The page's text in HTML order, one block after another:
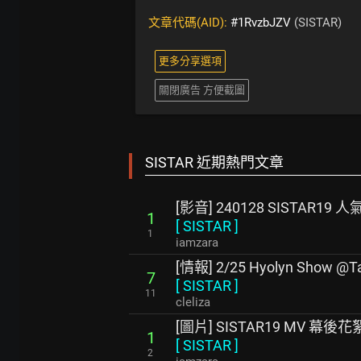
文章代碼(AID): #1RvzbJZV (SISTAR)
更多分享選項
關閉廣告 方便截圖
SISTAR 近期熱門文章
1
1
[影音] 240128 SISTAR19 人
[SISTAR]
iamzara
7
11
[情報] 2/25 Hyolyn Show
[SISTAR]
cleliza
1
2
[圖片] SISTAR19 MV 幕後花
[SISTAR]